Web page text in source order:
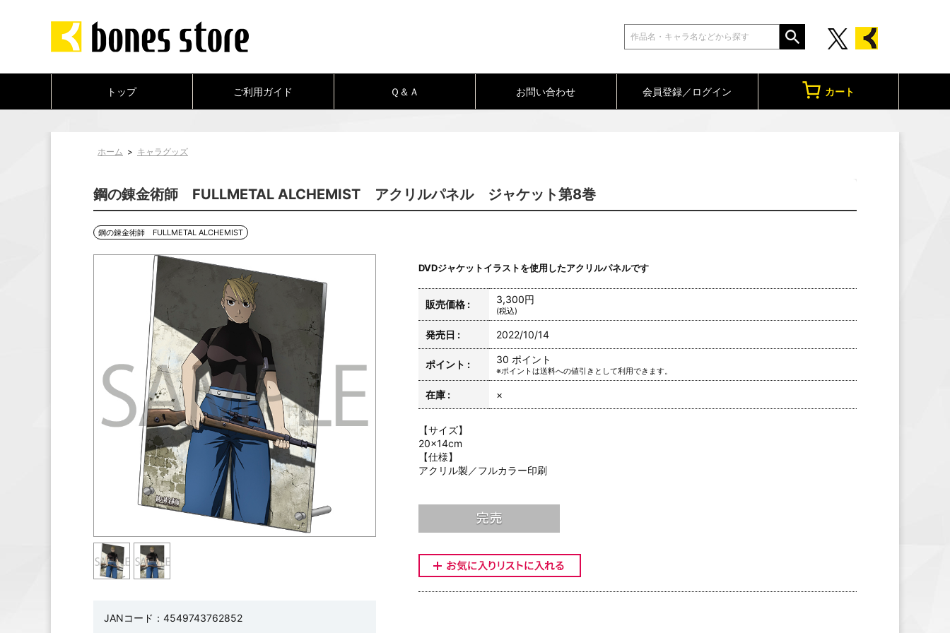
トップ ご利用ガイド Ｑ＆Ａ お問い合わせ 会員登録／ログイン カート
ホーム > キャラグッズ
鋼の錬金術師 FULLMETAL ALCHEMIST アクリルパネル ジャケット第8巻
鋼の錬金術師 FULLMETAL ALCHEMIST
JANコード：4549743762852
DVDジャケットイラストを使用したアクリルパネルです
販売価格 : 3,300円
(税込)
発売日 : 2022/10/14
ポイント : 30 ポイント
※ポイントは送料への値引きとして利用できます。
在庫 : ×
【サイズ】
20×14cm
【仕様】
アクリル製／フルカラー印刷